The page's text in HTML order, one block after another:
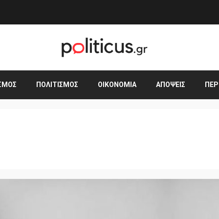
ΠΟΛΙΤΙΣΜΌΣ ΟΙΚΟΝΟΜΊΑ ΑΠΌΨΕΙΣ